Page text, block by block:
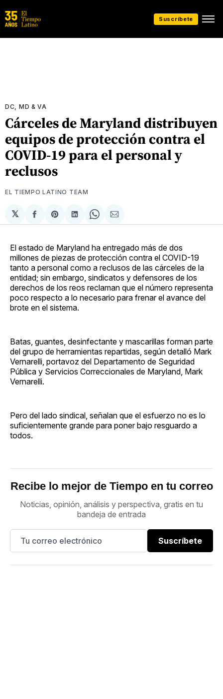
Suscríbete
DC, MD & VA
Cárceles de Maryland distribuyen
equipos de protección contra el
COVID-19 para el personal y
reclusos
EL TIEMPO LATINO TEAM
𝕏
Compartir
en
Share
on
Compartir
en
Share
on
Compartir
via
El estado de Maryland ha entregado más de dos
millones de piezas de protección contra el COVID-19
tanto a personal como a reclusos de las cárceles de la
entidad; sin embargo, sindicatos y defensores de los
derechos de los reos reclaman que el número representa
poco respecto a lo necesario para frenar el avance del
brote en el sistema.
Batas, guantes, desinfectante y mascarillas forman parte
del grupo de herramientas repartidas, según detalló Mark
Vernarelli, portavoz del Departamento de Seguridad
Pública y Servicios Correccionales de Maryland, Mark
Vernarelli.
Pero del lado sindical, señalan que el esfuerzo no es lo
suficientemente grande para poner bajo resguardo a
todos.
Recibe lo mejor de Tiempo en tu correo
Noticias, opinión, análisis y perspectiva, gratis en tu
bandeja de entrada
Suscríbete